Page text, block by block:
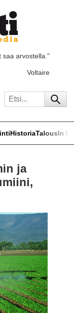
saa arvostella."
Voltaire
HistoriaTalousIn
ja